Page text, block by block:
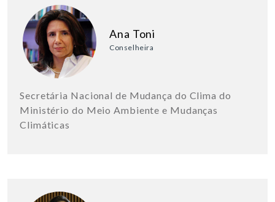
Ana Toni
Conselheira
Secretária Nacional de Mudança do Clima do
Ministério do Meio Ambiente e Mudanças
Climáticas